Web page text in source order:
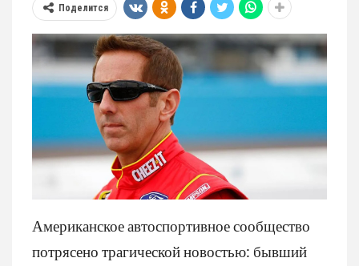
Поделится
Американское автоспортивное сообщество
потрясено трагической новостью: бывший